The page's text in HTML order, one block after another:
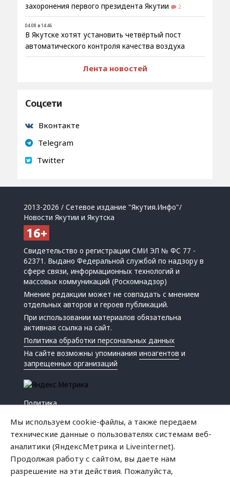
захоронения первого президента Якутии
2
04.08 в 14:46
В Якутске хотят установить четвёртый пост
автоматического контроля качества воздуха
Лента новостей
Соцсети
Вконтакте
Telegram
Twitter
2013-2026 / Сетевое издание "Якутия.Инфо"/
Новости Якутии и Якутска
Свидетельство о регистрации СМИ ЭЛ № ФС 77 -
62371. Выдано Федеральной службой по надзору в
сфере связи, информационных технологий и
массовых коммуникаций (Роскомнадзор)
Мнение редакции может не совпадать с мнением
отдельных авторов и героев публикаций.
При использовании материалов обязательна
активная ссылка на сайт.
Политика обработки персональных данных
На сайте возможны упоминанияиноагентов и
запрещенных организаций
Политика
Мы используем cookie-файлы, а также передаем
технические данные о пользователях системам веб-
аналитики (ЯндексМетрика и Liveinternet).
Продолжая работу с сайтом, вы даете нам
разрешение на эти действия. Пожалуйста,